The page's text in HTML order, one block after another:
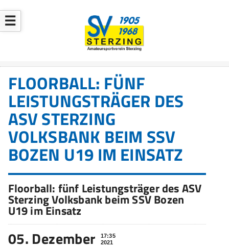
☰
FLOORBALL: FÜNF
LEISTUNGSTRÄGER DES
ASV STERZING
VOLKSBANK BEIM SSV
BOZEN U19 IM EINSATZ
Floorball: fünf Leistungsträger des ASV
Sterzing Volksbank beim SSV Bozen
U19 im Einsatz
05. Dezember
17:35
2021